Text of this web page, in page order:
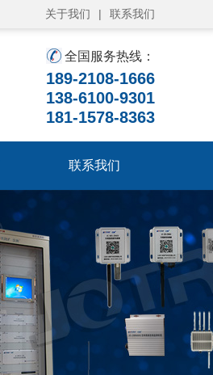
关于我们 | 联系我们
全国服务热线：
189-2108-1666
138-6100-9301
181-1578-8363
联系我们